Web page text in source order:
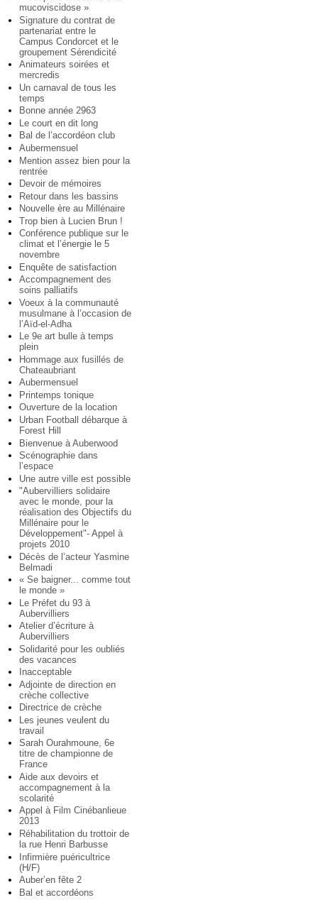
mucoviscidose »
Signature du contrat de
partenariat entre le
Campus Condorcet et le
groupement Sérendicité
Animateurs soirées et
mercredis
Un carnaval de tous les
temps
Bonne année 2963
Le court en dit long
Bal de l’accordéon club
Aubermensuel
Mention assez bien pour la
rentrée
Devoir de mémoires
Retour dans les bassins
Nouvelle ère au Millénaire
Trop bien à Lucien Brun !
Conférence publique sur le
climat et l’énergie le 5
novembre
Enquête de satisfaction
Accompagnement des
soins palliatifs
Voeux à la communauté
musulmane à l’occasion de
l’Aïd-el-Adha
Le 9e art bulle à temps
plein
Hommage aux fusillés de
Chateaubriant
Aubermensuel
Printemps tonique
Ouverture de la location
Urban Football débarque à
Forest Hill
Bienvenue à Auberwood
Scénographie dans
l’espace
Une autre ville est possible
"Aubervilliers solidaire
avec le monde, pour la
réalisation des Objectifs du
Millénaire pour le
Développement"- Appel à
projets 2010
Décès de l’acteur Yasmine
Belmadi
« Se baigner... comme tout
le monde »
Le Préfet du 93 à
Aubervilliers
Atelier d’écriture à
Aubervilliers
Solidarité pour les oubliés
des vacances
Inacceptable
Adjointe de direction en
crèche collective
Directrice de crèche
Les jeunes veulent du
travail
Sarah Ourahmoune, 6e
titre de championne de
France
Aide aux devoirs et
accompagnement à la
scolarité
Appel à Film Cinébanlieue
2013
Réhabilitation du trottoir de
la rue Henri Barbusse
Infirmière puéricultrice
(H/F)
Auber’en fête 2
Bal et accordéons